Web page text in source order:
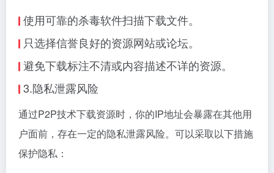
使用可靠的杀毒软件扫描下载文件。
只选择信誉良好的资源网站或论坛。
避免下载标注不清或内容描述不详的资源。
3.隐私泄露风险
通过P2P技术下载资源时，你的IP地址会暴露在其他用
户面前，存在一定的隐私泄露风险。可以采取以下措施
保护隐私：